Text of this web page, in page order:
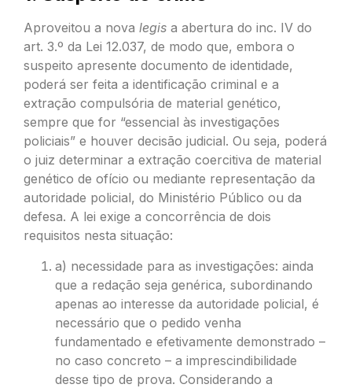
Aproveitou a nova legis a abertura do inc. IV do
art. 3.º da Lei 12.037, de modo que, embora o
suspeito apresente documento de identidade,
poderá ser feita a identificação criminal e a
extração compulsória de material genético,
sempre que for “essencial às investigações
policiais” e houver decisão judicial. Ou seja, poderá
o juiz determinar a extração coercitiva de material
genético de ofício ou mediante representação da
autoridade policial, do Ministério Público ou da
defesa. A lei exige a concorrência de dois
requisitos nesta situação:
a) necessidade para as investigações: ainda
que a redação seja genérica, subordinando
apenas ao interesse da autoridade policial, é
necessário que o pedido venha
fundamentado e efetivamente demonstrado –
no caso concreto – a imprescindibilidade
desse tipo de prova. Considerando a